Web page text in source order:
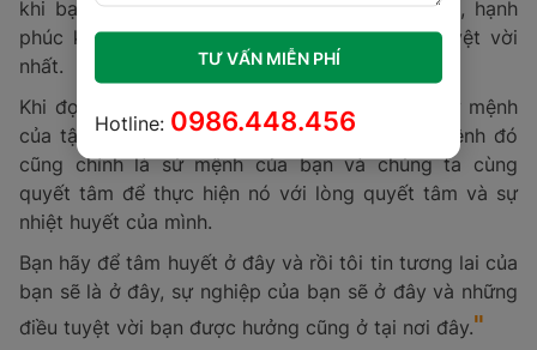
khi bạn làm được điều đó bạn sẽ sẽ thấy vui, hạnh
phúc khi thời gian nó trôi đi và đó là điều tuyệt vời
nhất.
Khi đọc đến đây nghĩa là bạn đã nắm được sứ mệnh
của tập đoàn Intech, tôi kỳ vọng những sứ mệnh đó
cũng chính là sứ mệnh của bạn và chúng ta cùng
quyết tâm để thực hiện nó với lòng quyết tâm và sự
nhiệt huyết của mình.
Bạn hãy để tâm huyết ở đây và rồi tôi tin tương lai của
bạn sẽ là ở đây, sự nghiệp của bạn sẽ ở đây và những
điều tuyệt vời bạn được hưởng cũng ở tại nơi đây."
TƯ VẤN MIỄN PHÍ
Hotline: 0986.448.456